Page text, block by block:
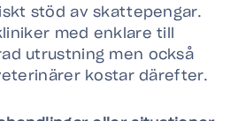
stöd av skattepengar.
med enklare till
utrustning men också
kostar därefter.